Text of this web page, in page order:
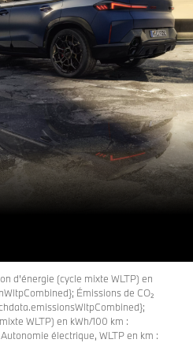
NEW
modèles
d'énergie (cycle mixte WLTP) en
Émissions de CO₂
WLTP) en kWh/100 km :
électrique, WLTP en km :